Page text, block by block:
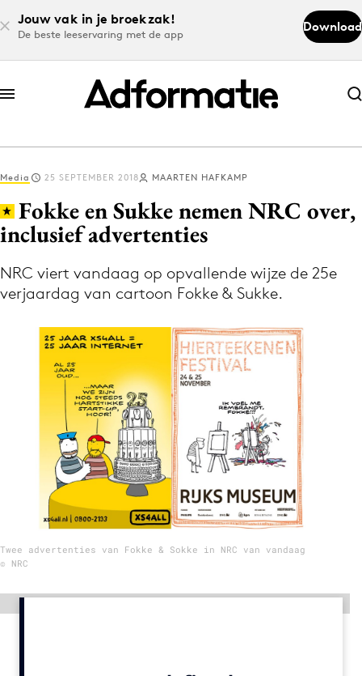
Jouw vak in je broekzak!
De beste leeservaring met de app
Download
Abonneer nu
Abonneer nu
Log in
Volg het laatste nieuws via de Adformatie
Nieuws app
9 sept: GenAI-training
12 nov: MarketingLive!
Adverteren
Events
Media 25 SEPTEMBER 2018 MAARTEN HAFKAMP
Fokke en Sukke nemen NRC over,
inclusief advertenties
NRC viert vandaag op opvallende wijze de 25e
verjaardag van cartoon Fokke & Sukke.
Twee advertenties van Fokke & Sokke in NRC van vandaag
© NRC